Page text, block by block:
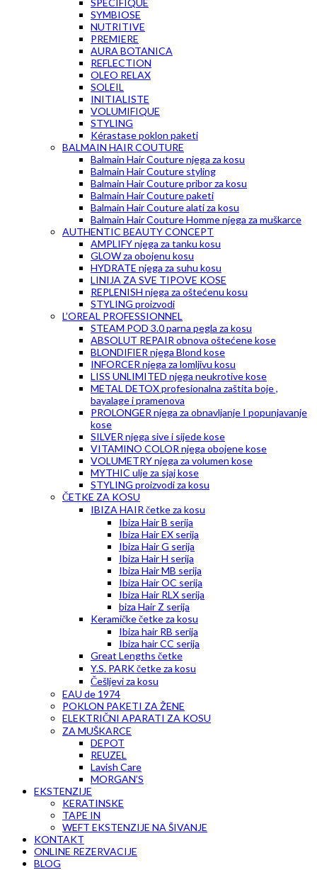
SYMBIOSE
NUTRITIVE
PREMIERE
AURA BOTANICA
REFLECTION
OLEO RELAX
SOLEIL
INITIALISTE
VOLUMIFIQUE
STYLING
Kérastase poklon paketi
BALMAIN HAIR COUTURE
Balmain Hair Couture njega za kosu
Balmain Hair Couture styling
Balmain Hair Couture pribor za kosu
Balmain Hair Couture paketi
Balmain Hair Couture alati za kosu
Balmain Hair Couture Homme njega za muškarce
AUTHENTIC BEAUTY CONCEPT
AMPLIFY njega za tanku kosu
GLOW za obojenu kosu
HYDRATE njega za suhu kosu
LINIJA ZA SVE TIPOVE KOSE
REPLENISH njega za oštećenu kosu
STYLING proizvodi
L’OREAL PROFESSIONNEL
STEAM POD 3.0 parna pegla za kosu
ABSOLUT REPAIR obnova oštećene kose
BLONDIFIER njega Blond kose
INFORCER njega za lomljivu kosu
LISS UNLIMITED njega neukrotive kose
METAL DETOX profesionalna zaštita boje ,
bayalage i pramenova
PROLONGER njega za obnavljanje I popunjavanje
kose
SILVER njega sive i sijede kose
VITAMINO COLOR njega obojene kose
VOLUMETRY njega za volumen kose
MYTHIC ulje za sjaj kose
STYLING proizvodi za kosu
ČETKE ZA KOSU
IBIZA HAIR četke za kosu
Ibiza Hair B serija
Ibiza Hair EX serija
Ibiza Hair G serija
Ibiza Hair H serija
Ibiza Hair MB serija
Ibiza Hair OC serija
Ibiza Hair RLX serija
biza Hair Z serija
Keramičke četke za kosu
Ibiza hair RB serija
Ibiza hair CC serija
Great Lengths četke
Y.S. PARK četke za kosu
Češljevi za kosu
EAU de 1974
POKLON PAKETI ZA ŽENE
ELEKTRIČNI APARATI ZA KOSU
ZA MUŠKARCE
DEPOT
REUZEL
Lavish Care
MORGAN’S
EKSTENZIJE
KERATINSKE
TAPE IN
WEFT EKSTENZIJE NA ŠIVANJE
KONTAKT
ONLINE REZERVACIJE
BLOG